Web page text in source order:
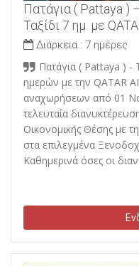
Πατάγια ( Pattaya )
Ταξίδι 7 ημ. με
Διάρκεια : 7 ημέρες
Πατάγια ( Pattaya ) -
ημερών με την QATAR
αναχωρήσεων από 01
τελευταία
Οικονομικής Θέσης με
στα επιλεγμένα
Καθημερινά όσες οι